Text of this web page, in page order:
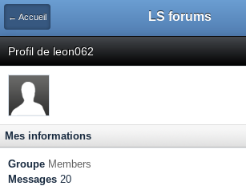
← Accueil LS forums
Profil de leon062
Mes informations
Groupe Members
Messages 20